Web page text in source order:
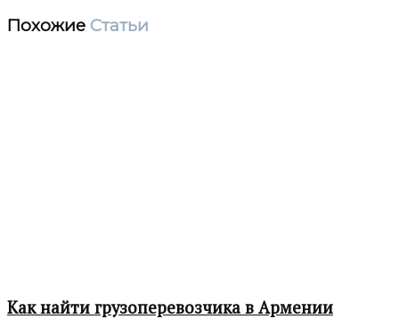
Похожие Статьи
Как найти грузоперевозчика в Армении